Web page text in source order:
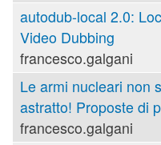
autodub-local 2.0:
Video Dubbing
francesco.galgani
Le armi nucleari non
astratto! Proposte di
francesco.galgani